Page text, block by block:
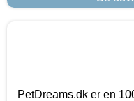
PetDreams.dk er en